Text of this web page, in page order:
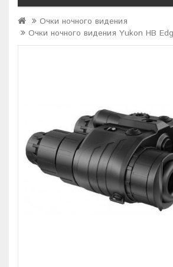
Очки ночного видения
Очки ночного видения Yukon НВ